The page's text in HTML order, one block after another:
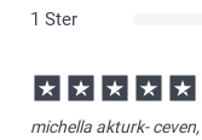
1 Ster
michella akturk- ceven,